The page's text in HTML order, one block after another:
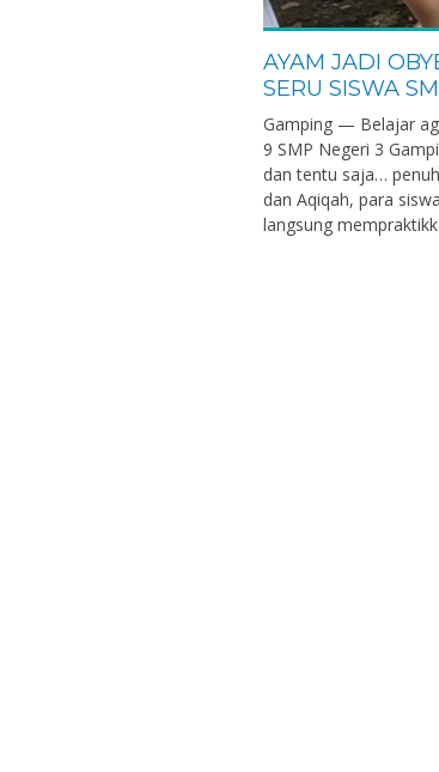
AYAM JADI
SERU SISWA
Gamping — Belajar
9 SMP Negeri 3
dan tentu saja…
dan Aqiqah, para
langsung